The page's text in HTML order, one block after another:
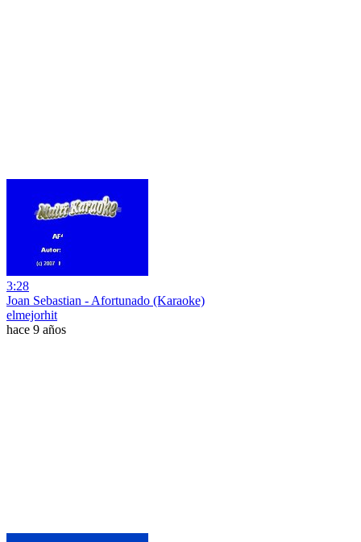
3:28
Joan Sebastian - Afortunado (Karaoke)
elmejorhit
hace 9 años